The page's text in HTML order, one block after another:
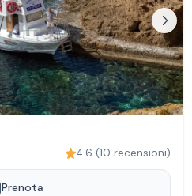
4.6 (10 recensioni)
Prenota